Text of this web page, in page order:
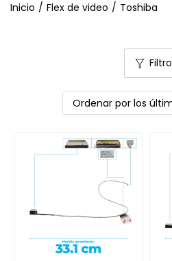
Inicio / Flex de video / Toshiba
Filtro